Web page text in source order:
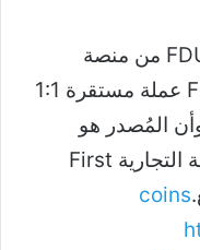
دليل تعريفي شامل عن FDUSD من منصة
Coins.ph: يوضح أن FDUSD عملة مستقرة 1:1
المُصدر هو
FD121 Limited تحت العلامة التجارية First
coins